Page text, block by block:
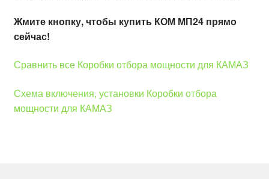
Жмите кнопку, чтобы купить КОМ МП24 прямо
сейчас!
Сравнить все Коробки отбора мощности для КАМАЗ
Схема включения, установки Коробки отбора
мощности для КАМАЗ